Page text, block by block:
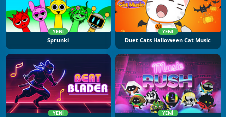
YENI
Sprunki
YENI
Duet Cats Halloween Cat Music
YENI YENI